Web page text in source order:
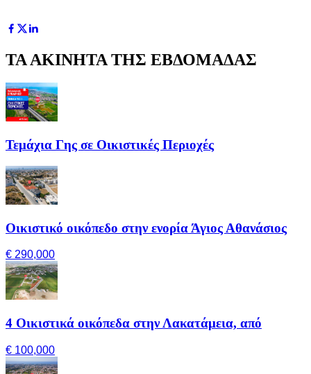
ΤΑ ΑΚΙΝΗΤΑ ΤΗΣ ΕΒΔΟΜΑΔΑΣ
Τεμάχια Γης σε Οικιστικές Περιοχές
Οικιστικό οικόπεδο στην ενορία Άγιος Αθανάσιος
€ 290,000
4 Οικιστικά οικόπεδα στην Λακατάμεια, από
€ 100,000